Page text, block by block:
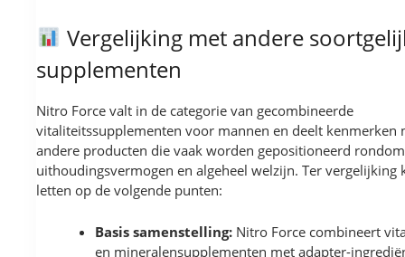
Vergelijking met andere
supplementen
Nitro Force valt in de categorie van gecombineerde
vitaliteitssupplementen voor mannen en deelt kenmerken
andere producten die vaak worden gepositioneerd
uithoudingsvermogen en algeheel welzijn. Ter vergelijking
letten op de volgende punten:
Basis samenstelling: Nitro Force combineert
en mineralensupplementen met adapter-